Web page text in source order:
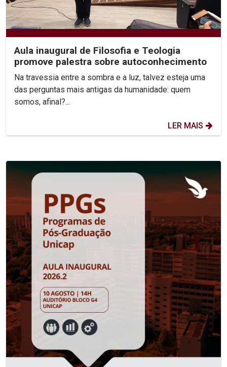
Aula inaugural de Filosofia e Teologia
promove palestra sobre autoconhecimento
Na travessia entre a sombra e a luz, talvez esteja uma
das perguntas mais antigas da humanidade: quem
somos, afinal?...
LER MAIS